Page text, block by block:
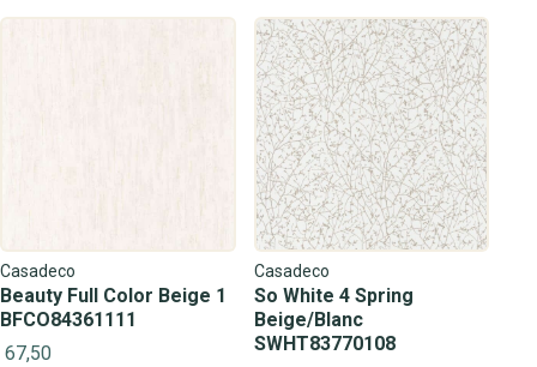
Casadeco
Beauty Full Color Beige 1
BFCO84361111
67,50
Casadeco
So White 4 Spring
Beige/Blanc
SWHT83770108